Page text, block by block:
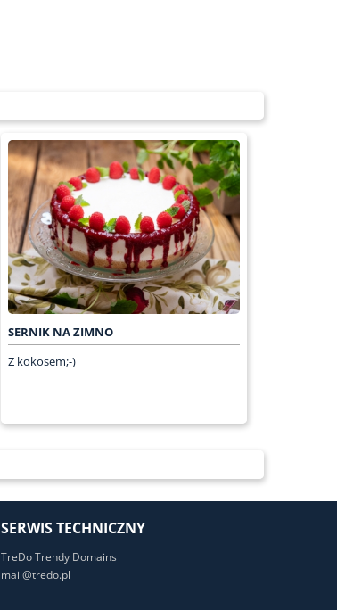
SERNIK NA ZIMNO
Z kokosem;-)
SERWIS TECHNICZNY
TreDo Trendy Domains
mail@tredo.pl